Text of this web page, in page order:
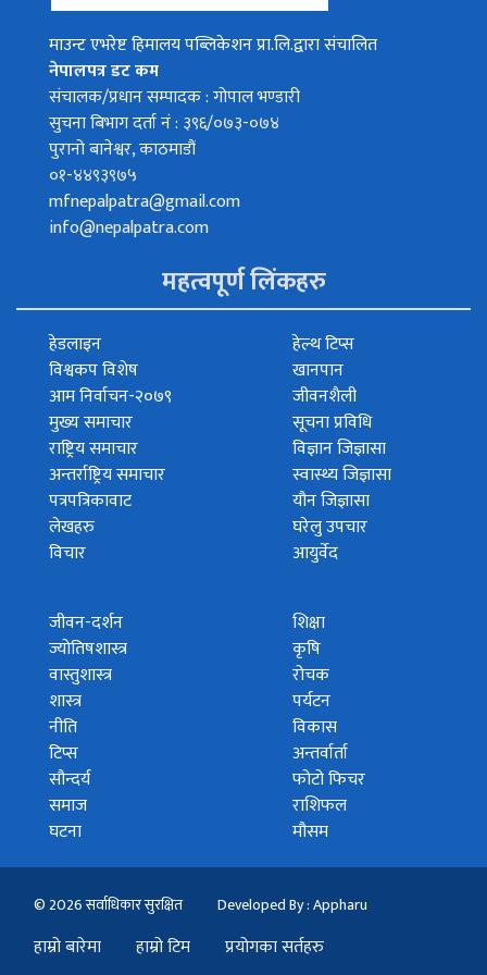
माउन्ट एभरेष्ट हिमालय पब्लिकेशन प्रा.लि.द्वारा संचालित
नेपालपत्र डट कम
संचालक/प्रधान सम्पादक : गोपाल भण्डारी
सुचना बिभाग दर्ता नं : ३९६/०७३-०७४
पुरानो बानेश्वर, काठमाडौं
०१-४४९३९७५
mfnepalpatra@gmail.com
info@nepalpatra.com
महत्वपूर्ण लिंकहरु
हेडलाइन
विश्वकप विशेष
आम निर्वाचन-२०७९
मुख्य समाचार
राष्ट्रिय समाचार
अन्तर्राष्ट्रिय समाचार
पत्रपत्रिकावाट
लेखहरु
विचार
हेल्थ टिप्स
खानपान
जीवनशैली
सूचना प्रविधि
विज्ञान जिज्ञासा
स्वास्थ्य जिज्ञासा
यौन जिज्ञासा
घरेलु उपचार
आयुर्वेद
जीवन-दर्शन
ज्योतिषशास्त्र
वास्तुशास्त्र
शास्त्र
नीति
टिप्स
सौन्दर्य
समाज
घटना
शिक्षा
कृषि
रोचक
पर्यटन
विकास
अन्तर्वार्ता
फोटो फिचर
राशिफल
मौसम
© 2026 सर्वाधिकार सुरक्षित Developed By : Appharu
हाम्रो बारेमा हाम्रो टिम प्रयोगका सर्तहरु